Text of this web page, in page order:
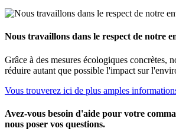
Nous travaillons dans le respect de notre
Grâce à des mesures écologiques concrètes,
réduire autant que possible l'impact sur
Vous trouverez ici de plus amples
Avez-vous besoin d'aide pour votre
nous poser vos questions.